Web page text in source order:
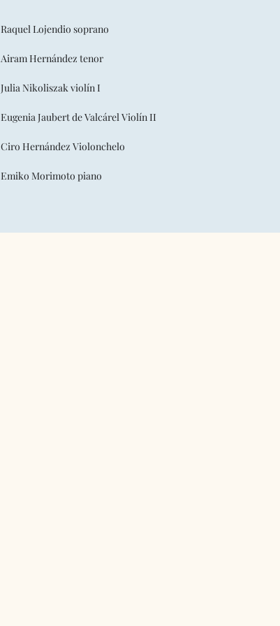
Raquel Lojendio soprano
Airam Hernández tenor
Julia Nikoliszak violín I
Eugenia Jaubert de Valcárel Violín II
Ciro Hernández Violonchelo
Emiko Morimoto piano